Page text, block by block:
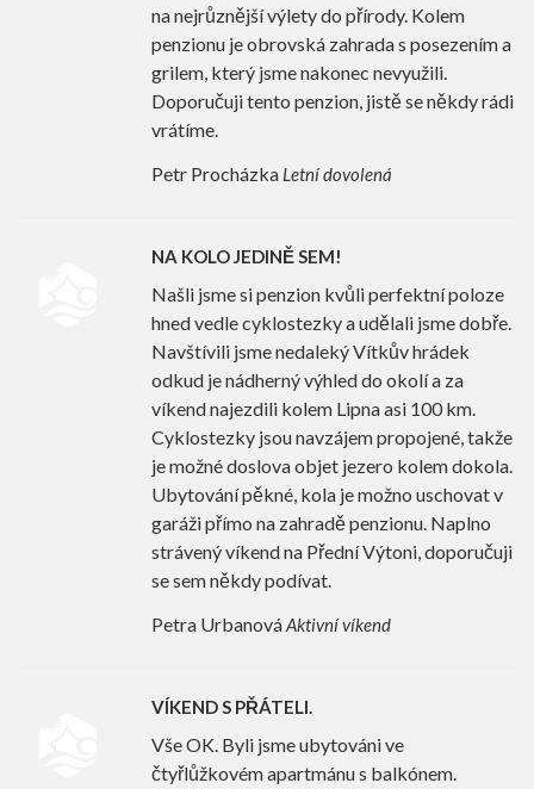
na nejrůznější výlety do přírody. Kolem
penzionu je obrovská zahrada s posezením a
grilem, který jsme nakonec nevyužili.
Doporučuji tento penzion, jistě se někdy rádi
vrátíme.
Petr Procházka Letní dovolená
NA KOLO JEDINĚ SEM!
Našli jsme si penzion kvůli perfektní poloze
hned vedle cyklostezky a udělali jsme dobře.
Navštívili jsme nedaleký Vítkův hrádek
odkud je nádherný výhled do okolí a za
víkend najezdili kolem Lipna asi 100 km.
Cyklostezky jsou navzájem propojené, takže
je možné doslova objet jezero kolem dokola.
Ubytování pěkné, kola je možno uschovat v
garáži přímo na zahradě penzionu. Naplno
strávený víkend na Přední Výtoni, doporučuji
se sem někdy podívat.
Petra UrbanováAktivní víkend
VÍKEND S PŘÁTELI.
Vše OK. Byli jsme ubytováni ve
čtyřlůžkovém apartmánu s balkónem.